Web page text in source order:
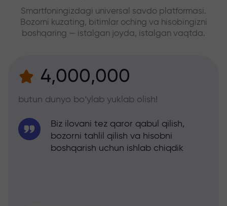
Smartfoningizdagi universal savdo platformasi.
Bozorni kuzating, bitimlar oching va hisobingizni
boshqaring — istalgan joyda, istalgan vaqtda.
4,000,000
butun dunyo bo‘ylab yuklab olish!
Biz ilovani tez qaror qabul qilish,
bozorni tahlil qilish va hisobni
boshqarish uchun ishlab chiqdik